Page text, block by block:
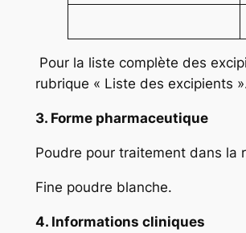
Pour la liste complète des
rubrique « Liste des excipients
3. Forme pharmaceutique
Poudre pour traitement dans la
Fine poudre blanche.
4. Informations cliniques